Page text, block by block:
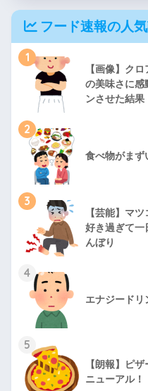
フード速報の人
1
【画像】ク
の美味さに感
ンさせた結果
2
食べ物がまず
3
【芸能】マ
好き過ぎて
んぼり
4
エナジードリ
5
【朗報】ピ
ニューアル！